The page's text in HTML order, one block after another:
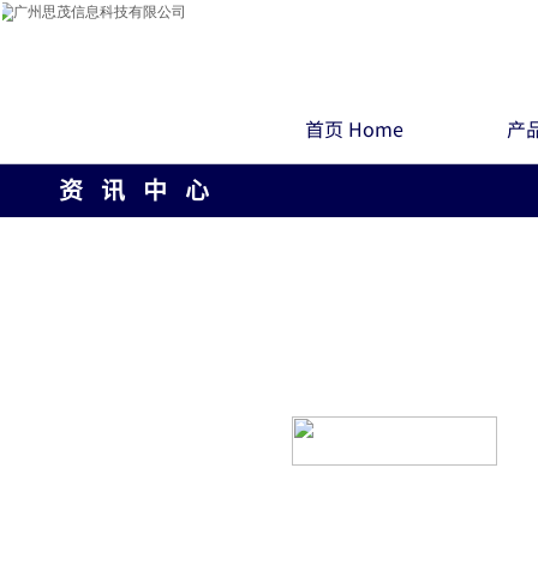
首页 Home 产
资 讯 中 心